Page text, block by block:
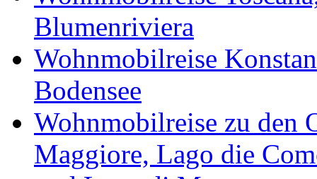
Blumenriviera
Wohnmobilreise
Bodensee
Wohnmobilreise zu den
Maggiore, Lago die